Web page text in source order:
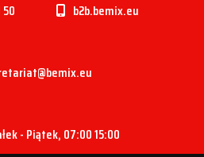
b2b.bemix.eu
- Piątek, 07:00 15:00